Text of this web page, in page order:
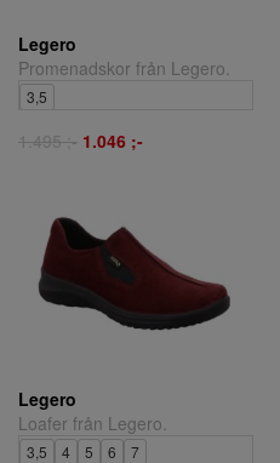
Legero
Promenadskor från Legero.
3,5
1.495 ;- 1.046 ;-
Legero
Loafer från Legero.
3,5 4 5 6 7